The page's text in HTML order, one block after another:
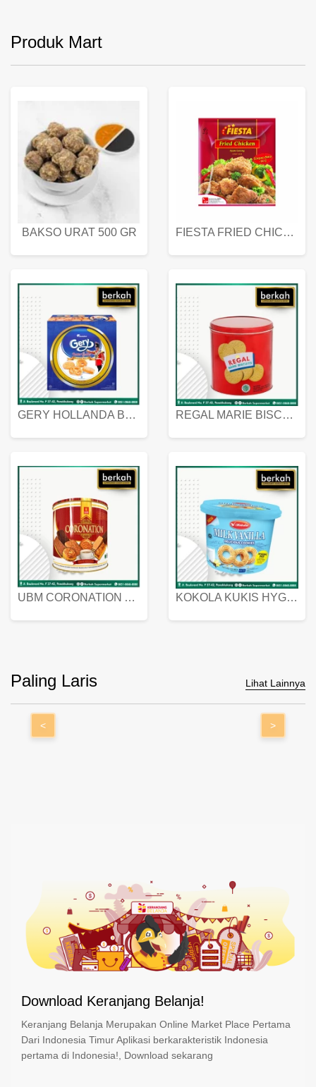
Produk Mart
BAKSO URAT 500 GR FIESTA FRIED CHICKEN 500 GR
GERY HOLLANDA BUTTER COOKIES 450 GRAM REGAL MARIE BISCUIT KALENG 550 GRAM
UBM CORONATION ASSORTED BISKUIT KALENG 450 GRAM KOKOLA KUKIS HYGIENIC MILK VANILLA PACK 320 GR
Paling Laris Lihat Lainnya
< >
Download Keranjang Belanja!
Keranjang Belanja Merupakan Online Market Place Pertama
Dari Indonesia Timur Aplikasi berkarakteristik Indonesia
pertama di Indonesia!, Download sekarang